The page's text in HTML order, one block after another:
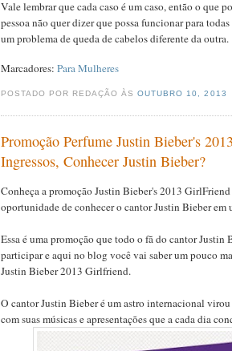
Vale lembrar que cada caso é um caso, então o que
pessoa não quer dizer que possa funcionar para
um problema de queda de cabelos diferente da outra.
Marcadores: Para Mulheres
POSTADO POR REDAÇÃO ÀSOUTUBRO 10, 2013
Promoção Perfume Justin Bieber's
Ingressos, Conhecer Justin Bieber?
Conheça a promoção Justin Bieber's 2013 GirlFriend
oportunidade de conhecer o cantor Justin Bieber em
Essa é uma promoção que todo o fã do cantor Justin
participar e aqui no blog você vai saber um pouco
Justin Bieber 2013 Girlfriend.
O cantor Justin Bieber é um astro internacional virou
com suas músicas e apresentações que a cada dia